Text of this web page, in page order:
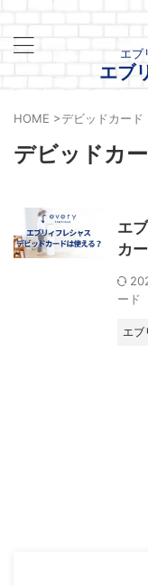
エブ
エブ
HOME >デビッドカード
デビッドカ
エ
カ
ード
エブ